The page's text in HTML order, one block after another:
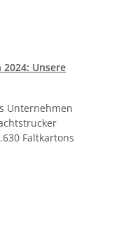
Unsere
Unternehmen
Faltkartons